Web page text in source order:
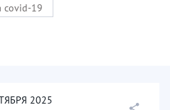
covid-19
2025